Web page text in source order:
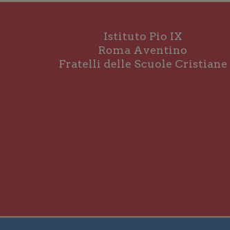
Istituto Pio IX
Roma Aventino
Fratelli delle Scuole Cristiane